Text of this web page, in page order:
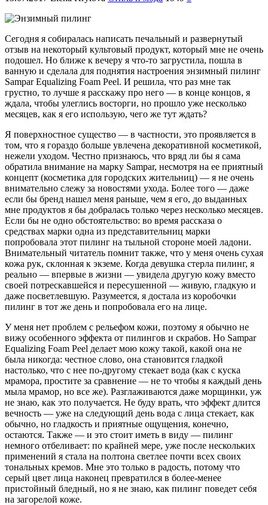
Сегодня я собиралась написать печальный и развернутый
отзыв на некоторый культовый продукт, который мне не очень
подошел. Но ближе к вечеру я что-то загрустила, пошла в
ванную и сделала для поднятия настроения энзимный пилинг
Sampar Equalizing Foam Peel. И решила, что раз мне так
грустно, то лучше я расскажу про него — в конце концов, я
ждала, чтобы улеглись восторги, но прошло уже несколько
месяцев, как я его использую, чего же тут ждать?
Я поверхностное существо — в частности, это проявляется в
том, что я гораздо больше увлечена декоративной косметикой,
нежели уходом. Честно признаюсь, что вряд ли бы я сама
обратила внимание на марку Sampar, несмотря на ее приятный
концепт (косметика для городских жительниц) — я не очень
внимательно слежу за новостями ухода. Более того — даже
если бы бренд нашел меня раньше, чем я его, до выданных
мне продуктов я бы добралась только через несколько месяцев.
Если бы не одно обстоятельство: во время рассказа о
средствах марки одна из представительниц марки
попробовала этот пилинг на тыльной стороне моей ладони.
Внимательный читатель помнит также, что у меня очень сухая
кожа рук, склонная к экземе. Когда девушка стерла пилинг, я
реально — впервые в жизни — увидела другую кожу вместо
своей потрескавшейся и пересушенной — живую, гладкую и
даже посветлевшую. Разумеется, я достала из коробочки
пилинг в тот же день и попробовала его на лице.
У меня нет проблем с рельефом кожи, поэтому я обычно не
вижу особенного эффекта от пилингов и скрабов. Но Sampar
Equalizing Foam Peel делает мою кожу такой, какой она не
была никогда: честное слово, она становится гладкой
настолько, что с нее по-другому стекает вода (как с куска
мрамора, простите за сравнение — не то чтобы я каждый день
мыла мрамор, но все же). Разглаживаются даже морщинки, уж
не знаю, как это получается. Не буду врать, что эффект длится
вечность — уже на следующий день вода с лица стекает, как
обычно, но гладкость и приятные ощущения, конечно,
остаются. Также — и это стоит иметь в виду — пилинг
немного отбеливает: по крайней мере, уже после нескольких
применений я стала на полтона светлее почти всех своих
тональных кремов. Мне это только в радость, потому что
серый цвет лица наконец превратился в более-менее
пристойный бледный, но я не знаю, как пилинг поведет себя
на загорелой коже.